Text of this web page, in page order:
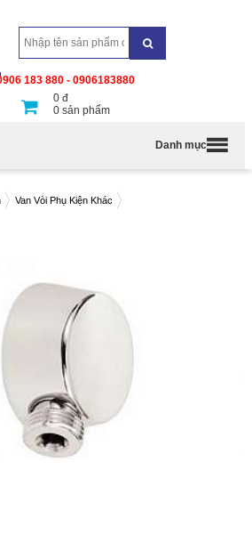
183 880 - 0906183880
0 đ
0 sản phẩm
Danh mục
Van Vòi Phụ Kiện Khác